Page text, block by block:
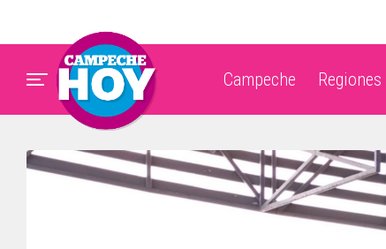
Campeche Regiones